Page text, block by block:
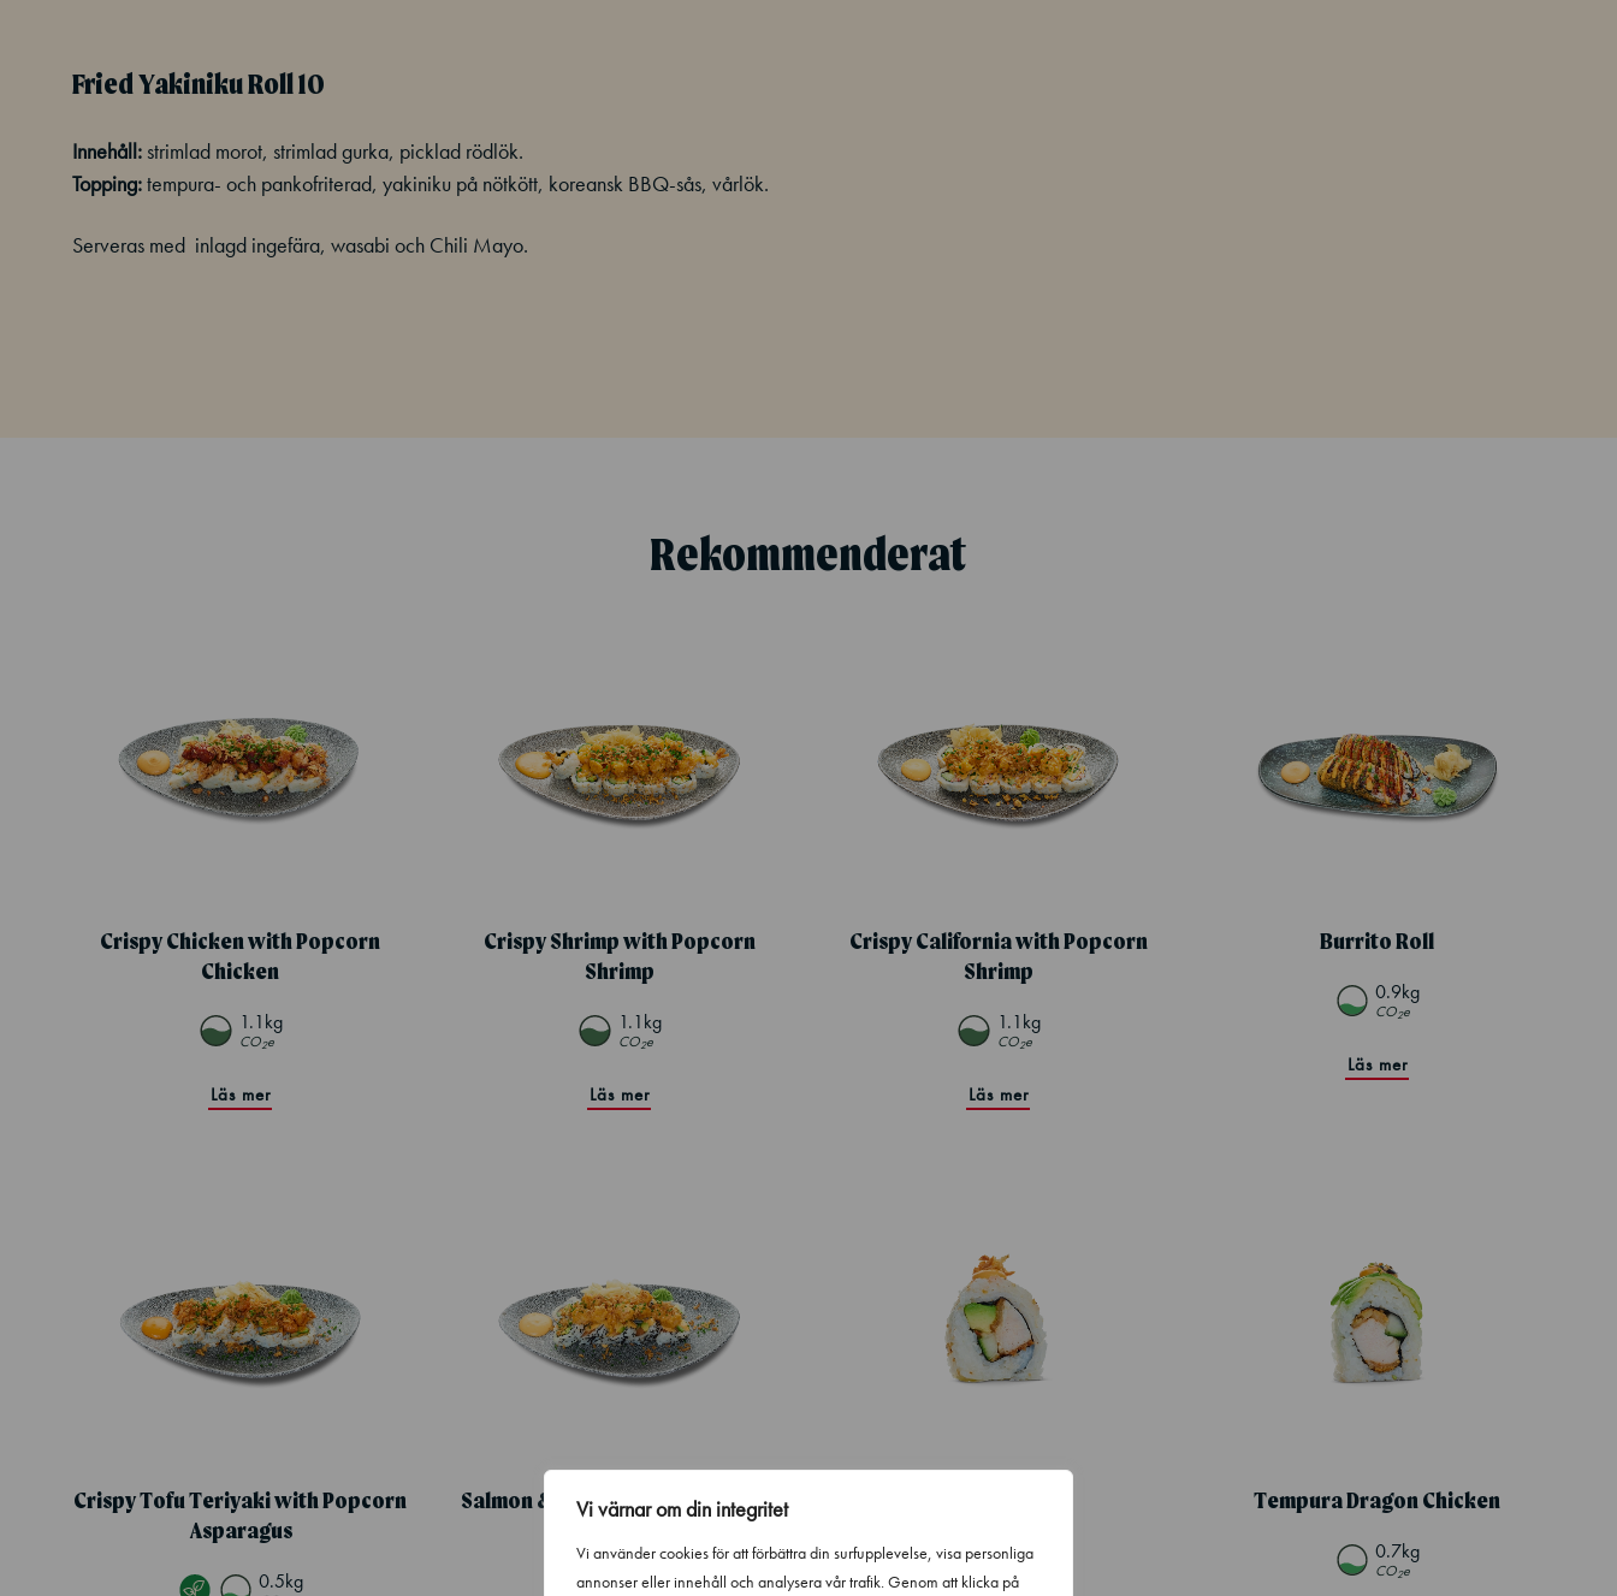
Vi värnar om din integritet
Vi använder cookies för att förbättra din surfupplevelse, visa personliga
annonser eller innehåll och analysera vår trafik. Genom att klicka på
Fried Yakiniku Roll 10
Innehåll: strimlad morot, strimlad gurka, picklad rödlök.
Topping:tempura- och pankofriterad, yakiniku på nötkött, koreansk BBQ-sås, vårlök.
Serveras med inlagd ingefära, wasabi och Chili Mayo.
Rekommenderat
Crispy Chicken with Popcorn
Chicken
1.1kg
CO2e
Läs mer
Crispy Shrimp with Popcorn
Shrimp
1.1kg
CO2e
Läs mer
Crispy California with Popcorn
Shrimp
1.1kg
CO2e
Läs mer
Burrito Roll
0.9kg
CO2e
Läs mer
Crispy Tofu Teriyaki with Popcorn
Asparagus
0.5kg
Salmon & Avocado with Popcorn
0.8kg
0.8kg
Tempura Dragon Chicken
0.7kg
CO2e